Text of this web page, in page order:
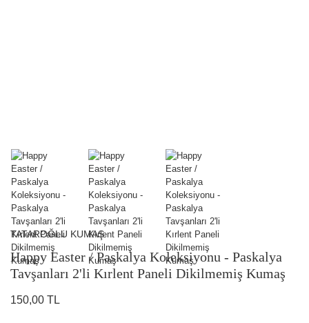
TATAROĞLU KUMAŞ
Happy Easter / Paskalya Koleksiyonu - Paskalya
Tavşanları 2'li Kırlent Paneli Dikilmemiş Kumaş
150,00 TL